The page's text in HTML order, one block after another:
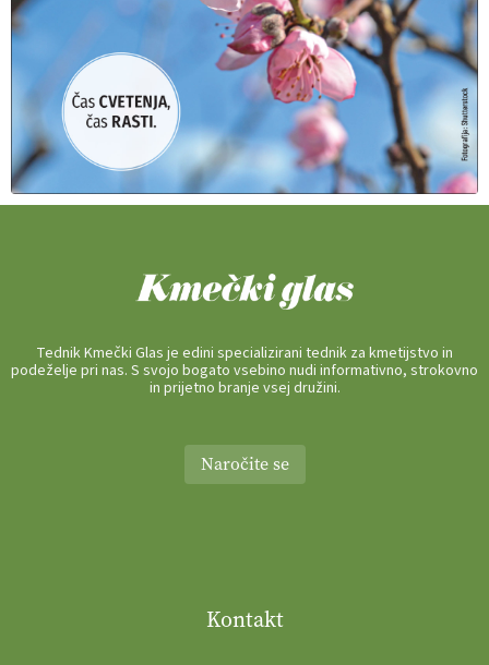
Tednik Kmečki Glas je edini specializirani tednik za kmetijstvo in
podeželje pri nas. S svojo bogato vsebino nudi informativno, strokovno
in prijetno branje vsej družini.
Naročite se
Kontakt